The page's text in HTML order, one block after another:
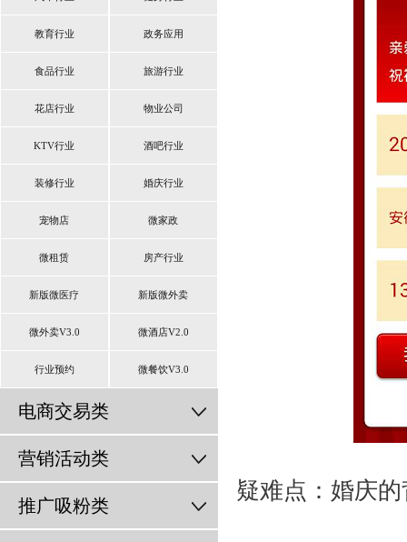
教育行业 政务应用
食品行业 旅游行业
花店行业 物业公司
KTV行业 酒吧行业
装修行业 婚庆行业
宠物店 微家政
微租赁 房产行业
新版微医疗 新版微外卖
微外卖V3.0 微酒店V2.0
行业预约 微餐饮V3.0
电商交易类
营销活动类
推广吸粉类
疑难点：婚庆